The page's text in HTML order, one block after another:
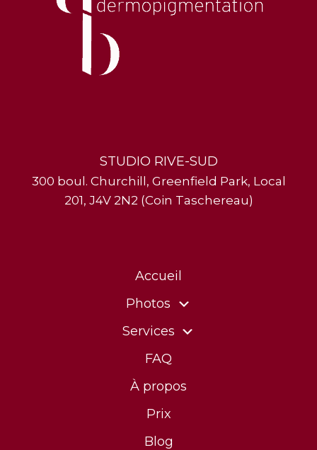
STUDIO RIVE-SUD
300 boul. Churchill, Greenfield Park, Local
201, J4V 2N2 (Coin Taschereau)
Accueil
Photos
Services
FAQ
À propos
Prix
Blog